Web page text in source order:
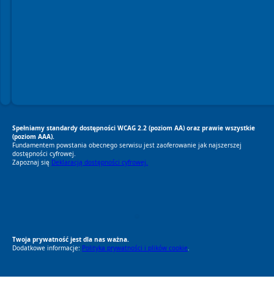
Spełniamy standardy dostępności WCAG 2.2 (poziom AA) oraz prawie wszystkie
(poziom AAA).
Fundamentem powstania obecnego serwisu jest zaoferowanie jak najszerszej
dostępności cyfrowej.
Zapoznaj się Deklaracją dostępności cyfrowej.
Twoja prywatność jest dla nas ważna.
Dodatkowe informacje: Polityka prywatności i plików cookie.